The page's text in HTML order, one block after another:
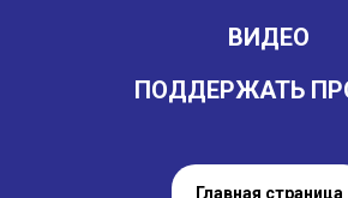
ВИДЕО
ПОДДЕРЖАТЬ
Главная страница